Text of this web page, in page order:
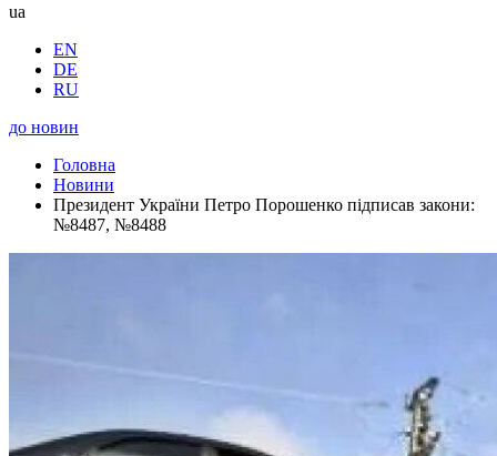
ua
EN
DE
RU
до новин
Головна
Новини
Президент України Петро Порошенко підписав закони:
№8487, №8488